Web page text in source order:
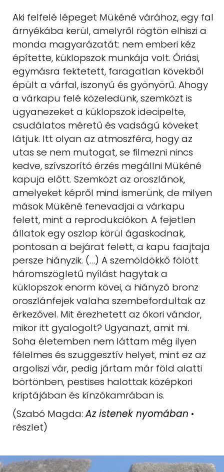
Aki felfelé lépeget Mükéné várához, egy fal
árnyékába kerül, amelyről rögtön elhiszi a
monda magyarázatát: nem emberi kéz
építette, küklopszok munkája volt. Óriási,
egymásra fektetett, faragatlan kövekből
épült a várfal,iszonyú és gyönyörű. Ahogy
a várkapu felé közeledünk, szemközt is
ugyanezeket a küklopszok idecipelte,
csudálatos méretű és vadságú köveket
látjuk. Itt olyan az atmoszféra, hogy az
utas se nem mutogat, se filmezni nincs
kedve, szívszorító érzés megállni Mükéné
kapuja előtt. Szemközt az oroszlánok,
amelyeket képről mind ismerünk, de milyen
mások Mükéné fenevadjai a várkapu
felett, mint a reprodukciókon. A fejetlen
állatok egy oszlop körül ágaskodnak,
pontosan a bejárat felett, a kapu faajtaja
persze hiányzik. (…) A szemöldökkő fölött
háromszögletű nyílást hagytak a
küklopszokenorm kövei, a hiányzó bronz
oroszlánfejek valaha szembefordultak az
érkezővel. Mit érezhetett az ókori vándor,
mikor itt gyalogolt? Ugyanazt,amit mi.
Soha életemben nem láttam még ilyen
félelmes és szuggesztív helyet, mint ez az
argoliszi vár, pedig jártam már föld alatti
börtönben, pestises halottak középkori
kriptájában és kínzókamrában is.
(Szabó Magda:Az istenek nyomában •
részlet)